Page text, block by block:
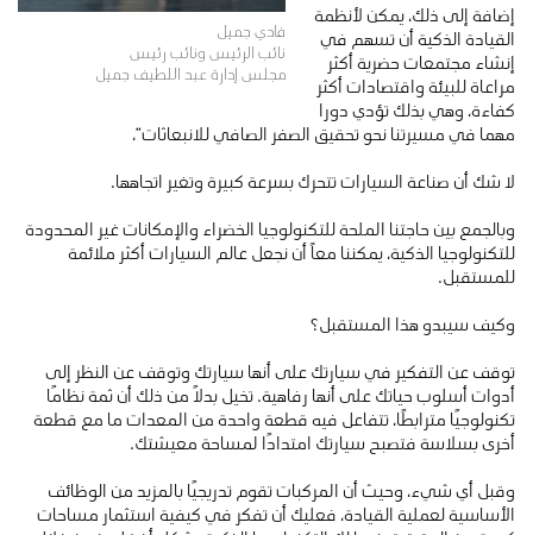
فادي جميل
نائب الرئيس ونائب رئيس
مجلس إدارة عبد اللطيف جميل
إضافة إلى ذلك، يمكن لأنظمة
القيادة الذكية أن تسهم في
إنشاء مجتمعات حضرية أكثر
مراعاة للبيئة واقتصادات أكثر
كفاءة، وهي بذلك تؤدي دورا
مهما في مسيرتنا نحو تحقيق الصفر الصافي للانبعاثات”،
لا شك أن صناعة السيارات تتحرك بسرعة كبيرة وتغير اتجاهها.
وبالجمع بين حاجتنا الملحة للتكنولوجيا الخضراء والإمكانات غير المحدودة
للتكنولوجيا الذكية، يمكننا معاً أن نجعل عالم السيارات أكثر ملائمة
للمستقبل.
وكيف سيبدو هذا المستقبل؟
توقف عن التفكير في سيارتك على أنها سيارتك وتوقف عن النظر إلى
أدوات أسلوب حياتك على أنها رفاهية. تخيل بدلاً من ذلك أن ثمة نظامًا
تكنولوجيًا مترابطًا، تتفاعل فيه قطعة واحدة من المعدات ما مع قطعة
أخرى بسلاسة فتصبح سيارتك امتدادًا لمساحة معيشتك.
وقبل أي شيء، وحيث أن المركبات تقوم تدريجيًا بالمزيد من الوظائف
الأساسية لعملية القيادة، فعليك أن تفكر في كيفية استثمار مساحات